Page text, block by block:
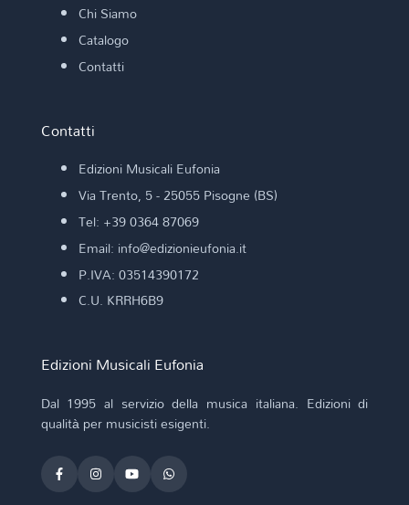
Chi Siamo
Catalogo
Contatti
Contatti
Edizioni Musicali Eufonia
Via Trento, 5 - 25055 Pisogne (BS)
Tel: +39 0364 87069
Email: info@edizionieufonia.it
P.IVA: 03514390172
C.U. KRRH6B9
Edizioni Musicali Eufonia
Dal 1995 al servizio della musica italiana. Edizioni di
qualità per musicisti esigenti.